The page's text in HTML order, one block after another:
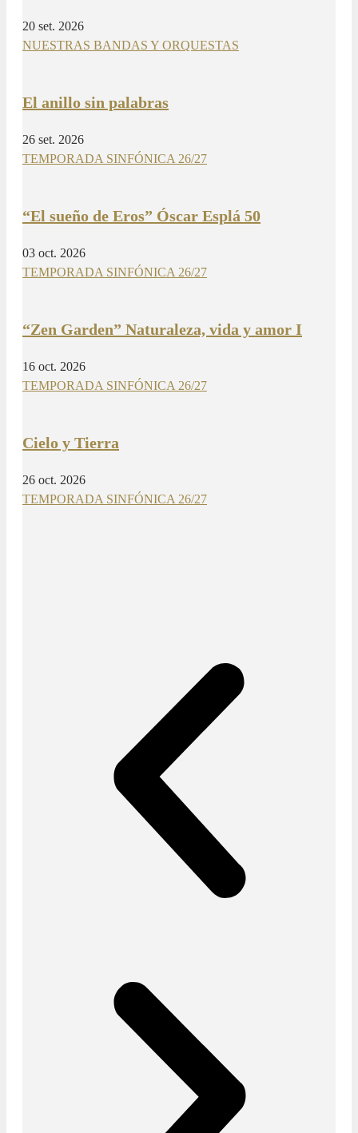
20 set. 2026
NUESTRAS BANDAS Y ORQUESTAS
El anillo sin palabras
26 set. 2026
TEMPORADA SINFÓNICA 26/27
“El sueño de Eros” Óscar Esplá 50
03 oct. 2026
TEMPORADA SINFÓNICA 26/27
“Zen Garden” Naturaleza, vida y amor I
16 oct. 2026
TEMPORADA SINFÓNICA 26/27
Cielo y Tierra
26 oct. 2026
TEMPORADA SINFÓNICA 26/27